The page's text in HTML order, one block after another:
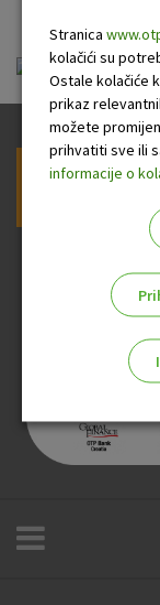
O nama OTP
Prijava na
Stranica
kolačići su
Ostale kolačiće
prikaz
možete
prihvatiti sve ili
informacije o